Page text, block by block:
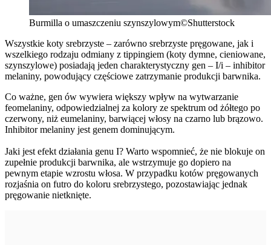
Burmilla o umaszczeniu szynszylowym©Shutterstock
Wszystkie koty srebrzyste – zarówno srebrzyste pręgowane, jak i
wszelkiego rodzaju odmiany z tippingiem (koty dymne, cieniowane,
szynszylowe) posiadają jeden charakterystyczny gen – I/i – inhibitor
melaniny, powodujący częściowe zatrzymanie produkcji barwnika.
Co ważne, gen ów wywiera większy wpływ na wytwarzanie
feomelaniny, odpowiedzialnej za kolory ze spektrum od żółtego po
czerwony, niż eumelaniny, barwiącej włosy na czarno lub brązowo.
Inhibitor melaniny jest genem dominującym.
Jaki jest efekt działania genu I? Warto wspomnieć, że nie blokuje on
zupełnie produkcji barwnika, ale wstrzymuje go dopiero na
pewnym etapie wzrostu włosa. W przypadku kotów pręgowanych
rozjaśnia on futro do koloru srebrzystego, pozostawiając jednak
pręgowanie nietknięte.